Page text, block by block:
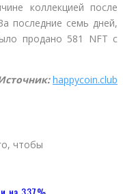
коллекцией после
последние семь дней,
продано 581 NFT с
happycoin.club
чтобы